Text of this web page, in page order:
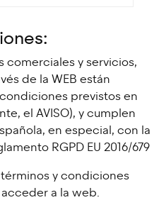
comerciales y servicios,
de la WEB están
previstos en
el AVISO), y cumplen
en especial, con la
RGPD EU 2016/679
y condiciones
a la web.